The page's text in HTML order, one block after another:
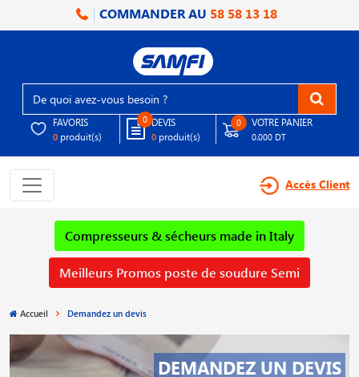
COMMANDER AU 58 58 13 18
FAVORIS
0 produit(s)
0 DEVIS
0 produit(s)
0 VOTRE PANIER
0.000 DT
Accès Client
Compresseurs & sécheurs made in Italy
Meilleurs Promos poste de soudure Semi
Accueil Demandez un devis
DEMANDEZ UN DEVIS